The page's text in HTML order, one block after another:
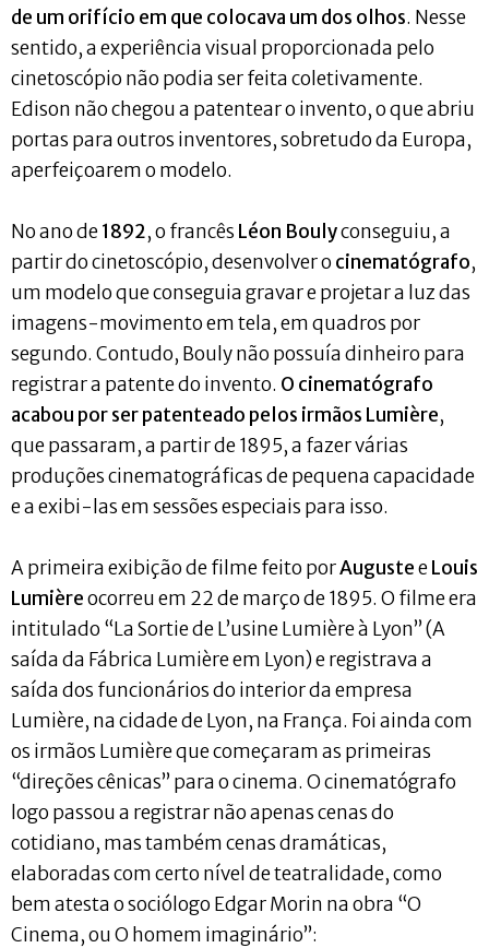
de um orifício em que colocava um dos olhos. Nesse
sentido, a experiência visual proporcionada pelo
cinetoscópio não podia ser feita coletivamente.
Edison não chegou a patentear o invento, o que abriu
portas para outros inventores, sobretudo da Europa,
aperfeiçoarem o modelo.
No ano de1892, o francês Léon Boulyconseguiu, a
partir do cinetoscópio, desenvolver o cinematógrafo,
um modelo que conseguia gravar e projetar a luz das
imagens-movimento em tela, em quadros por
segundo. Contudo, Bouly não possuía dinheiro para
registrar a patente do invento. O cinematógrafo
acabou por ser patenteado pelos irmãos Lumière,
que passaram, a partir de 1895, a fazer várias
produções cinematográficas de pequena capacidade
e a exibi-las em sessões especiais para isso.
A primeira exibição de filme feito porAugusteeLouis
Lumièreocorreu em 22 de março de 1895. O filme era
intitulado “La Sortie de L’usine Lumière à Lyon” (A
saída da Fábrica Lumière em Lyon) e registrava a
saída dos funcionários do interior da empresa
Lumière, na cidade de Lyon, na França. Foi ainda com
os irmãos Lumière que começaram as primeiras
“direções cênicas” para o cinema. O cinematógrafo
logo passou a registrar não apenas cenas do
cotidiano, mas também cenas dramáticas,
elaboradas com certo nível de teatralidade, como
bem atesta o sociólogo Edgar Morin na obra “O
Cinema, ou O homem imaginário”: